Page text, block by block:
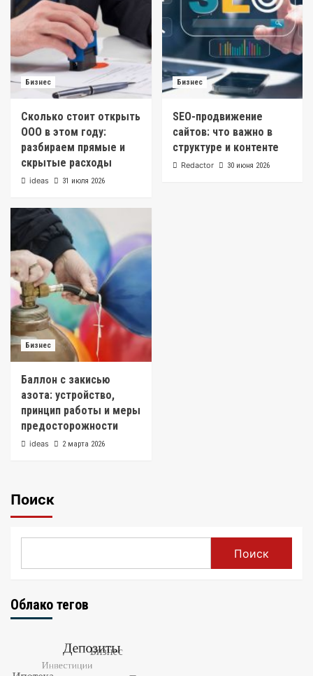
Бизнес
Сколько стоит открыть
ООО в этом году:
разбираем прямые и
скрытые расходы
ideas 31 июля 2026
Бизнес
SEO-продвижение
сайтов: что важно в
структуре и контенте
Redactor 30 июня 2026
Бизнес
Баллон с закисью
азота: устройство,
принцип работы и меры
предосторожности
ideas 2 марта 2026
Поиск
Поиск
Облако тегов